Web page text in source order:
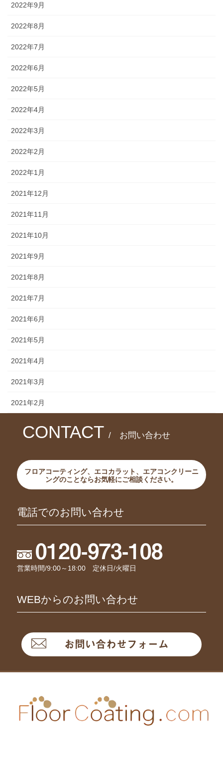
2022年9月
2022年8月
2022年7月
2022年6月
2022年5月
2022年4月
2022年3月
2022年2月
2022年1月
2021年12月
2021年11月
2021年10月
2021年9月
2021年8月
2021年7月
2021年6月
2021年5月
2021年4月
2021年3月
2021年2月
CONTACT / お問い合わせ
フロアコーティング、エコカラット、エアコンクリーニ
ングのことならお気軽にご相談ください。
電話でのお問い合わせ
0120-973-108
営業時間/9:00～18:00 定休日/火曜日
WEBからのお問い合わせ
お問い合わせフォーム